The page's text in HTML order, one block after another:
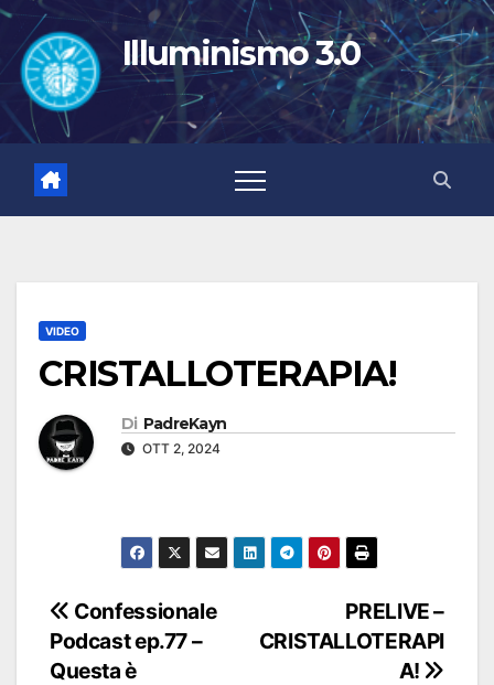
Salta
contenuto
Illuminismo 3.0
VIDEO
CRISTALLOTERAPIA!
Di PadreKayn
OTT 2, 2024
Navigazione
articoli
PRELIVE –
CRISTALLOTERAPI
A!
Confessionale
Podcast ep.77 –
Questa è